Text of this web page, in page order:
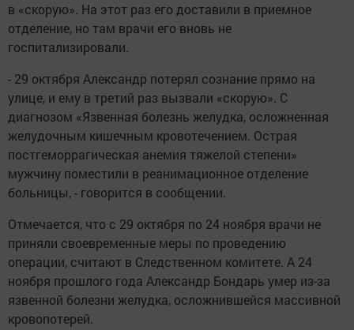
в «скорую». На этот раз его доставили в приемное
отделение, но там врачи его вновь не
госпитализировали.
- 29 октября Александр потерял сознание прямо на
улице, и ему в третий раз вызвали «скорую». С
диагнозом «Язвенная болезнь желудка, осложненная
желудочным кишечным кровотечением. Острая
постгеморрагическая анемия тяжелой степени»
мужчину поместили в реанимационное отделение
больницы, - говорится в сообщении.
Отмечается, что с 29 октября по 24 ноября врачи не
приняли своевременные меры по проведению
операции, считают в Следственном комитете. А 24
ноября прошлого года Александр Бондарь умер из-за
язвенной болезни желудка, осложнившейся массивной
кровопотерей.